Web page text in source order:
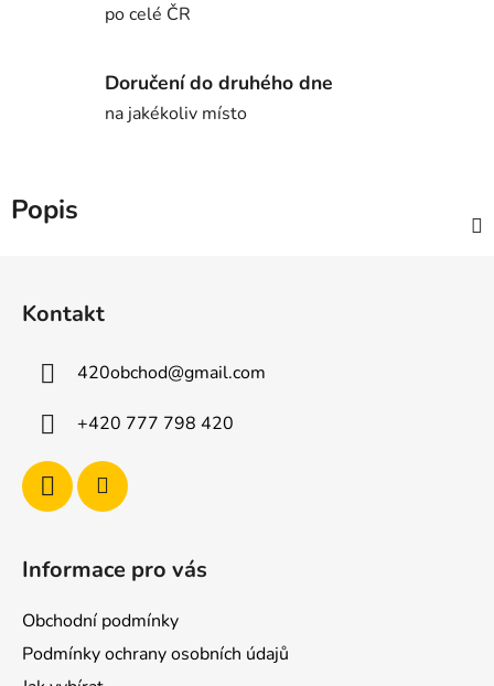
po celé ČR
Doručení do druhého dne
na jakékoliv místo
Popis
Kontakt
420obchod@gmail.com
+420 777 798 420
Informace pro vás
Obchodní podmínky
Podmínky ochrany osobních údajů